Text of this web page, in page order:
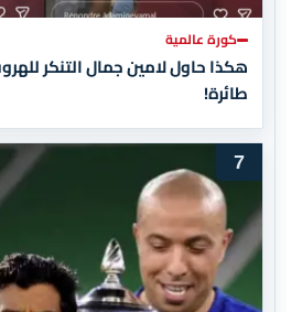
كورة عالمية
هكذا حاول لامين جمال التنكر
طائرة!
7